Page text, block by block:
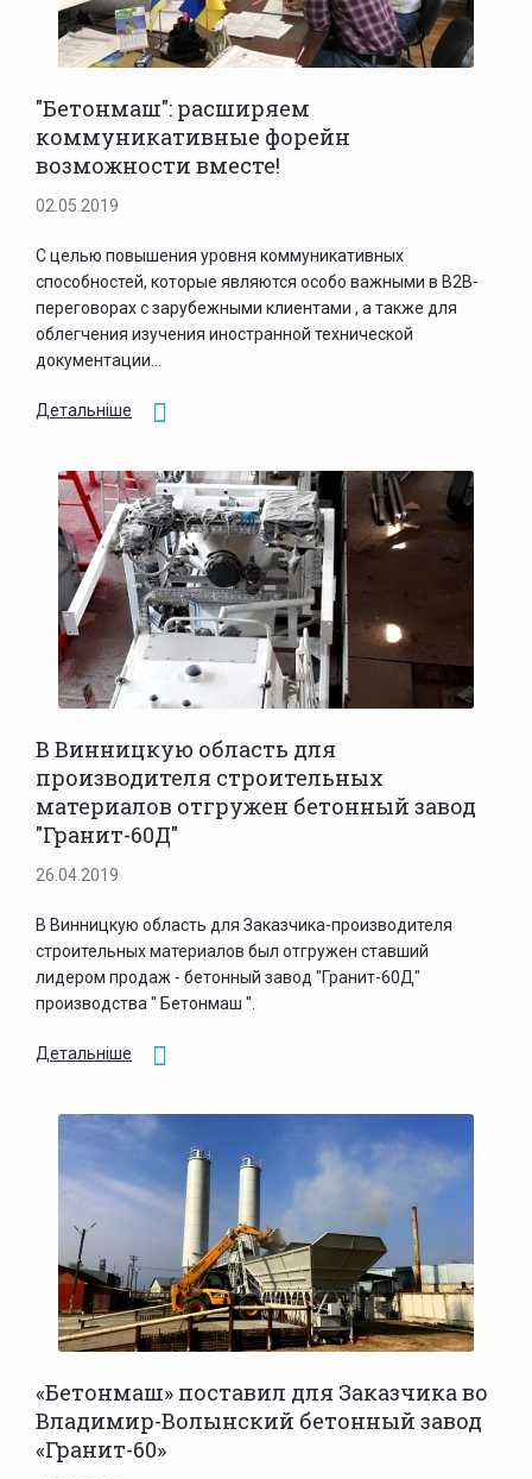
"Бетонмаш": расширяем
коммуникативные форейн
возможности вместе!
02.05.2019
С целью повышения уровня коммуникативных
способностей, которые являются особо важными в В2В-
переговорах с зарубежными клиентами , а также для
облегчения изучения иностранной технической
документации...
Детальніше
В Винницкую область для
производителя строительных
материалов отгружен бетонный завод
"Гранит-60Д"
26.04.2019
В Винницкую область для Заказчика-производителя
строительных материалов был отгружен ставший
лидером продаж - бетонный завод "Гранит-60Д"
производства " Бетонмаш ".
Детальніше
«Бетонмаш» поставил для Заказчика во
Владимир-Волынский бетонный завод
«Гранит-60»